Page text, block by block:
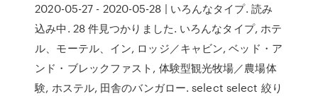
2020-05-27 - 2020-05-28 | いろんなタイプ. 読み
込み中. 28 件見つかりました. いろんなタイプ, ホテ
ル、モーテル、イン, ロッジ／キャビン, ベッド・ア
ンド・ブレックファスト, 体験型観光牧場／農場体
験, ホステル, 田舎のバンガロー. select select 絞り